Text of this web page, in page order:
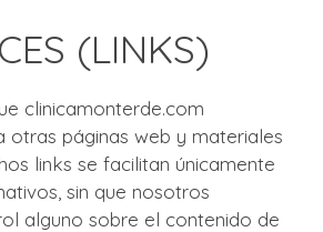
(LINKS)
clinicamonterde.com
otras páginas web y materiales
links se facilitan únicamente
sin que nosotros
alguno sobre el contenido de